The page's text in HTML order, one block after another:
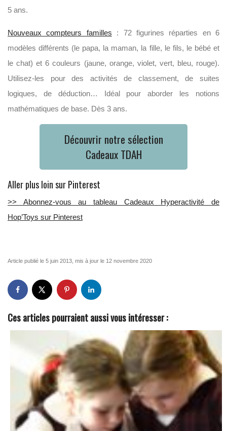
5 ans.
Nouveaux compteurs familles : 72 figurines réparties en 6
modèles différents (le papa, la maman, la fille, le fils, le bébé et
le chat) et 6 couleurs (jaune, orange, violet, vert, bleu, rouge).
Utilisez-les pour des activités de classement, de suites
logiques, de déduction… Idéal pour aborder les notions
mathématiques de base. Dès 3 ans.
Découvrir notre sélection
Cadeaux TDAH
Aller plus loin sur Pinterest
>> Abonnez-vous au tableau Cadeaux Hyperactivité de
Hop’Toys sur Pinterest
Article publié le 5 juin 2013, mis à jour le 12 novembre 2020
Ces articles pourraient aussi vous intéresser :